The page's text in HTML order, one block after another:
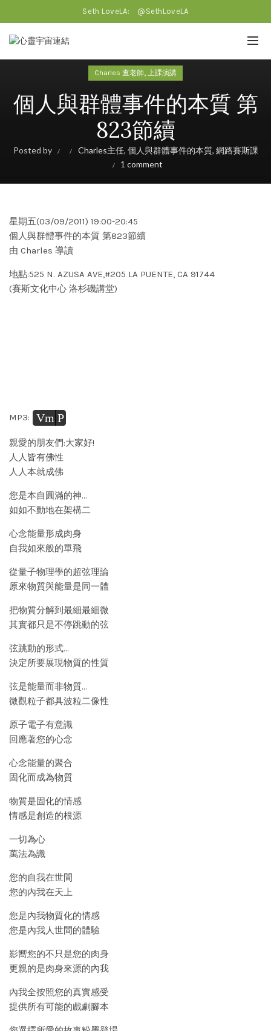
Seth LoveLA: @SethLoveLA
Charles 查老師, 上課演講
個人與群體事件的本質 第
823節續
Posted by Charles主任, 個人與群體事件的本質, 網路賽斯課
1 comment
星期五(03/09/2011) 19:00-20:45
個人與群體事件的本質 第823節續
由 Charles 導讀
地點:525 N. AZUSA AVE,#205 LA PUENTE, CA 91744
(賽斯文化中心 洛杉磯講堂)
MP3: Vm P
親愛的朋友們:大家好!
人人皆有佛性
人人本就成佛
您是本自圓滿的神…
如如不動地在架構二
心念能量形成肉身
自我如來般的單飛
從量子物理學的超弦理論
原來物質與能量是同一體
把物質分解到最細最細微
其實都只是不停跳動的弦
弦跳動的形式…
決定所要展現物質的性質
弦是能量而非物質…
微觀粒子都具波粒二像性
原子電子有意識
回應著您的心念
心念能量的聚合
固化而成為物質
物質是固化的情感
情感是創造的根源
一切為心
萬法為識
您的自我在世間
您的內我在天上
您是內我物質化的情感
您是內我人世間的體驗
影嚮您的不只是您的肉身
更親的是肉身來源的內我
內我全按照您的真實感受
提供所有可能的戲劇腳本